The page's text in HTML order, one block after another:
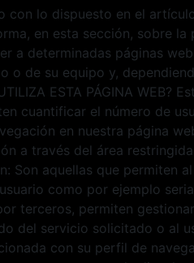
con lo dispuesto en el
en esta sección, sobre
a determinadas páginas
o de su equipo y,
ESTA PÁGINA
cuantificar el número de
en nuestra página
a través del área
Son aquellas que permiten
como por ejemplo
terceros, permiten
del servicio solicitado o al
con su perfil de